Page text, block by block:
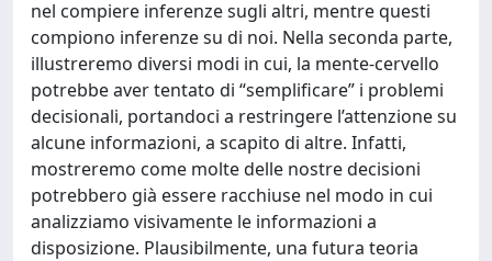
nel compiere inferenze sugli altri, mentre questi
compiono inferenze su di noi. Nella seconda parte,
illustreremo diversi modi in cui, la mente-cervello
potrebbe aver tentato di “semplificare” i problemi
decisionali, portandoci a restringere l’attenzione su
alcune informazioni, a scapito di altre. Infatti,
mostreremo come molte delle nostre decisioni
potrebbero già essere racchiuse nel modo in cui
analizziamo visivamente le informazioni a
disposizione. Plausibilmente, una futura teoria